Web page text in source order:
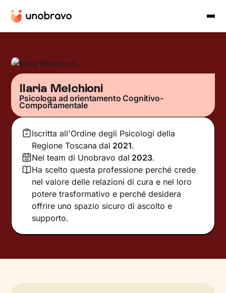
Ilaria Melchioni
Psicologa ad orientamento Cognitivo-
Comportamentale
Iscritta all'Ordine degli Psicologi della
Regione Toscana dal 2021.
Nel team di Unobravo dal 2023.
Ha scelto questa professione perché crede
nel valore delle relazioni di cura e nel loro
potere trasformativo e perché desidera
offrire uno spazio sicuro di ascolto e
supporto.